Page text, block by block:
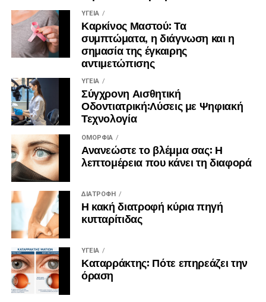
γαστρονομία.
ΥΓΕΊΑ
Καρκίνος Μαστού: Τα
συμπτώματα, η διάγνωση και η
σημασία της έγκαιρης
αντιμετώπισης
ΥΓΕΊΑ
Σύγχρονη Αισθητική
Οδοντιατρική:Λύσεις με Ψηφιακή
Τεχνολογία
ΟΜΟΡΦΙΆ
Ανανεώστε το βλέμμα σας: Η
λεπτομέρεια που κάνει τη διαφορά
ΔΙΑΤΡΟΦΉ
Η κακή διατροφή κύρια πηγή
κυτταρίτιδας
ΥΓΕΊΑ
Καταρράκτης: Πότε επηρεάζει την
όραση